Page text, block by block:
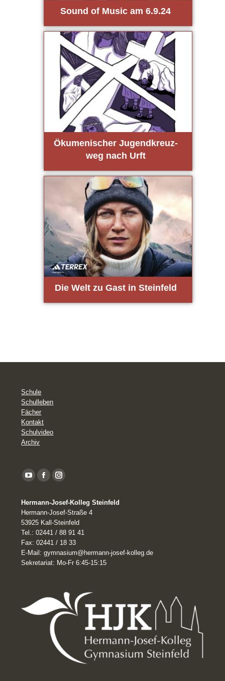
Sound of Music am 6.9.24
Öku­me­ni­scher Jugend­kreuz­
weg nach Urft
Die Welt zu Gast in Stein­feld
Schule
Schulleben
Fächer
Kontakt
Schulvideo
Archiv
YouTube
opens
in
new
window
FacebookInstagram
Hermann-Josef-Kolleg Steinfeld
Hermann-Josef-Straße 4
53925 Kall-Steinfeld
Tel.: 02441 / 88 91 41
Fax: 02441 / 18 33
E-Mail: gymnasium@hermann-josef-kolleg.de
Sekretariat: Mo-Fr 6:45-15:15